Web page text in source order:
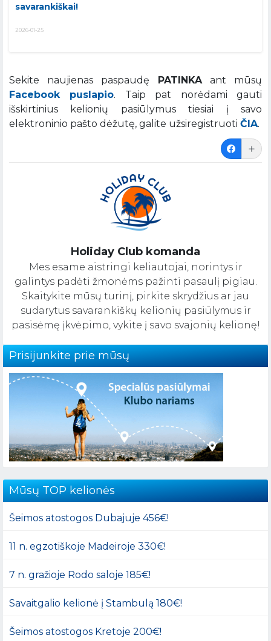
savarankiškai!
2026-01-25
Sekite naujienas paspaudę PATINKAant mūsų
Facebook puslapio. Taip pat norėdami gauti
išskirtinius kelionių pasiūlymus tiesiai į savo
elektroninio pašto dėžutę, galite užsiregistruoti ČIA.
Holiday Club komanda
Mes esame aistringi keliautojai, norintys ir
galintys padėti žmonėms pažinti pasaulį pigiau.
Skaitykite mūsų turinį, pirkite skrydžius ar jau
sudarytus savarankiškų kelionių pasiūlymus ir
pasisėmę įkvėpimo, vykite į savo svajonių kelionę!
Prisijunkite prie mūsų
Mūsų TOP kelionės
Šeimos atostogos Dubajuje 456€!
11 n. egzotiškoje Madeiroje 330€!
7 n. gražioje Rodo saloje 185€!
Savaitgalio kelionė į Stambulą 180€!
Šeimos atostogos Kretoje 200€!